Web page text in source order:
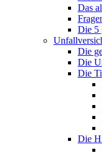
Das
Die 5
Die
Die
Die
Die